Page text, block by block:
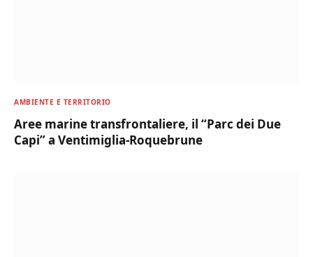
AMBIENTE E TERRITORIO
Aree marine transfrontaliere, il “Parc dei Due
Capi” a Ventimiglia-Roquebrune